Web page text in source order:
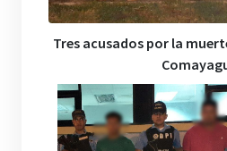
Tres acusados por la